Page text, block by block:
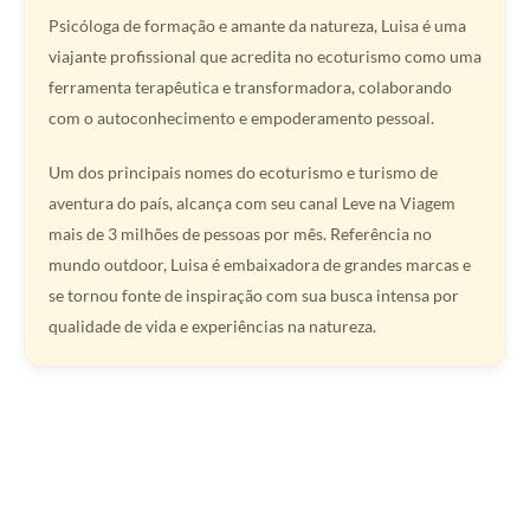
Psicóloga de formação e amante da natureza, Luisa é uma
viajante profissional que acredita no ecoturismo como uma
ferramenta terapêutica e transformadora, colaborando
com o autoconhecimento e empoderamento pessoal.
Um dos principais nomes do ecoturismo e turismo de
aventura do país, alcança com seu canal Leve na Viagem
mais de 3 milhões de pessoas por mês. Referência no
mundo outdoor, Luisa é embaixadora de grandes marcas e
se tornou fonte de inspiração com sua busca intensa por
qualidade de vida e experiências na natureza.